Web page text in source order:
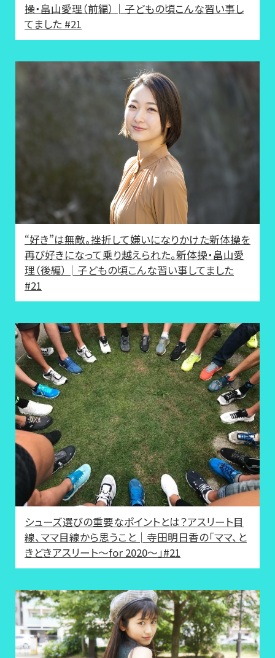
操・畠山愛理（前編）│子どもの頃こんな習い事し
てました #21
“好き”は無敵。挫折して嫌いになりかけた新体操を
再び好きになって乗り越えられた。新体操・畠山愛
理（後編）│子どもの頃こんな習い事してました
#21
シューズ選びの重要なポイントとは？アスリート目
線、ママ目線から思うこと│寺田明日香の「ママ、と
きどきアスリート～for 2020～」#21